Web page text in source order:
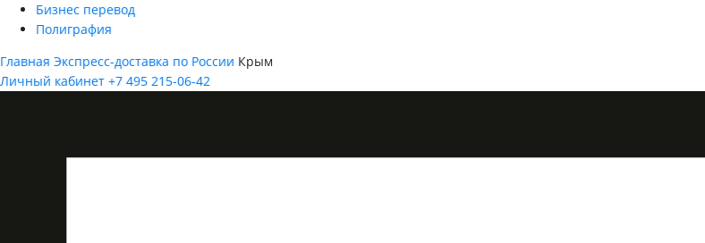
Бизнес перевод
Полиграфия
Главная Экспресс-доставка по России Крым
Личный кабинет +7 495 215-06-42